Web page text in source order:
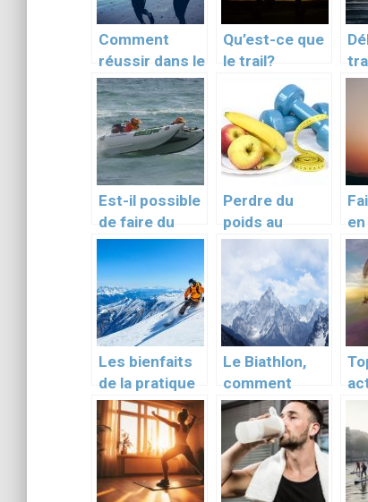
Comment
réussir dans le
sport ?
Qu’est-ce que
le trail?
Est-il possible
de faire du
sport en
vacances en
Corse ?
Perdre du
poids au
retour des
grandes
vacances
Les bienfaits
de la pratique
du ski alpin
Le Biathlon,
comment
pratiquer ce
sport de
montagne tres
populaire ?